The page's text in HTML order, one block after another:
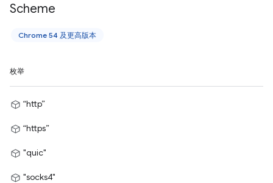
Scheme
Chrome 54 及更高版本
枚举
“http”
“https”
"quic"
"socks4"